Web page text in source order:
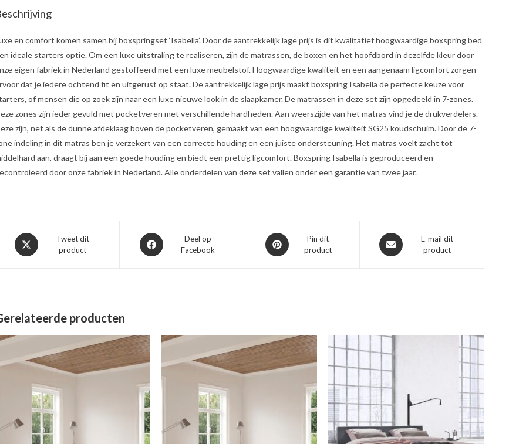
en comfort komen samen bij boxspringset ‘Isabella’. Door de aantrekkelijk lage prijs is dit kwalitatief hoogwaardige boxspring bed
ideale starters optie. Om een luxe uitstraling te realiseren, zijn de matrassen, de boxen en het hoofdbord in dezelfde kleur door
eigen fabriek in Nederland gestoffeerd met een luxe meubelstof. Hoogwaardige kwaliteit en een aangenaam ligcomfort zorgen
dat je iedere ochtend fit en uitgerust op staat. De aantrekkelijk lage prijs maakt boxspring Isabella de perfecte keuze voor
of mensen die op zoek zijn naar een luxe nieuwe look in de slaapkamer. De matrassen in deze set zijn opgedeeld in 7-zones.
zones zijn ieder gevuld met pocketveren met verschillende hardheden. Aan weerszijde van het matras vind je de drukverdelers.
zijn, net als de dunne afdeklaag boven de pocketveren, gemaakt van een hoogwaardige kwaliteit SG25 koudschuim. Door de 7-
indeling in dit matras ben je verzekert van een correcte houding en een juiste ondersteuning. Het matras voelt zacht tot
aan, draagt bij aan een goede houding en biedt een prettig ligcomfort. Boxspring Isabella is geproduceerd en
door onze fabriek in Nederland. Alle onderdelen van deze set vallen onder een garantie van twee jaar.
Opent
in
Tweet dit
product
Opent
in
Deel op
Facebook
Opent
in
Pin dit
product
Opent
in
E-mail dit
product
producten